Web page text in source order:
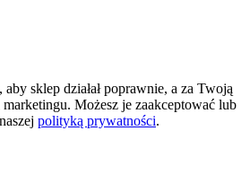
sklep działał poprawnie, a za Twoją
Możesz je zaakceptować lub
polityką prywatności.